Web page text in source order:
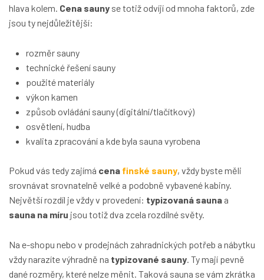
hlava kolem. Cena sauny se totiž odvíjí od mnoha faktorů, zde
jsou ty nejdůležitější:
rozměr sauny
technické řešení sauny
použité materiály
výkon kamen
způsob ovládání sauny (digitální/tlačítkový)
osvětlení, hudba
kvalita zpracování a kde byla sauna vyrobena
Pokud vás tedy zajímá cena finské sauny, vždy byste měli
srovnávat srovnatelně velké a podobně vybavené kabiny.
Největší rozdíl je vždy v provedení: typizovaná sauna a
sauna na míru jsou totiž dva zcela rozdílné světy.
Na e-shopu nebo v prodejnách zahradnických potřeb a nábytku
vždy narazíte výhradně na typizované sauny. Ty mají pevně
dané rozměry, které nelze měnit. Taková sauna se vám zkrátka